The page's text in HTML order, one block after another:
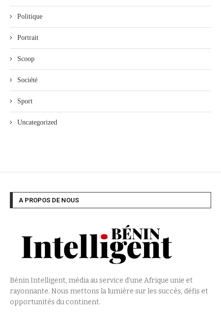
Politique
Portrait
Scoop
Société
Sport
Uncategorized
A PROPOS DE NOUS
Bénin Intelligent, média au service d’une Afrique unie et
rayonnante. Nous mettons la lumière sur les succès, défis et
opportunités du continent.